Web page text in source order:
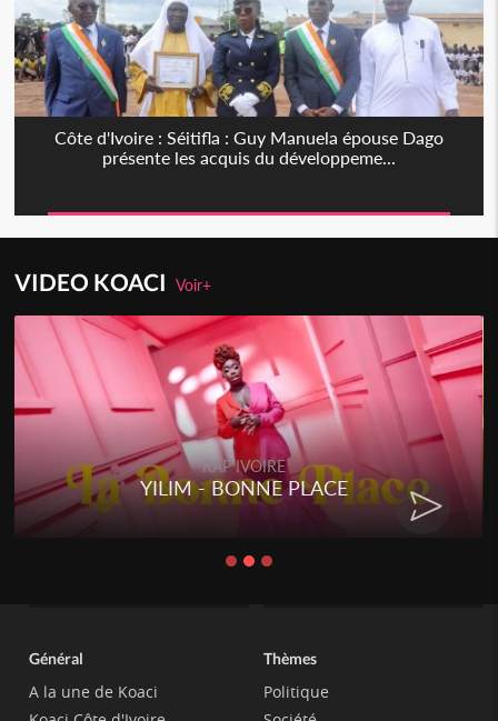
Côte d'Ivoire : Séitifla : Guy Manuela épouse Dago
présente les acquis du développeme...
VIDEO KOACIVoir+
RAP IVOIRE
YILIM - BONNE PLACE
Général
A la une de Koaci
Thèmes
Politique